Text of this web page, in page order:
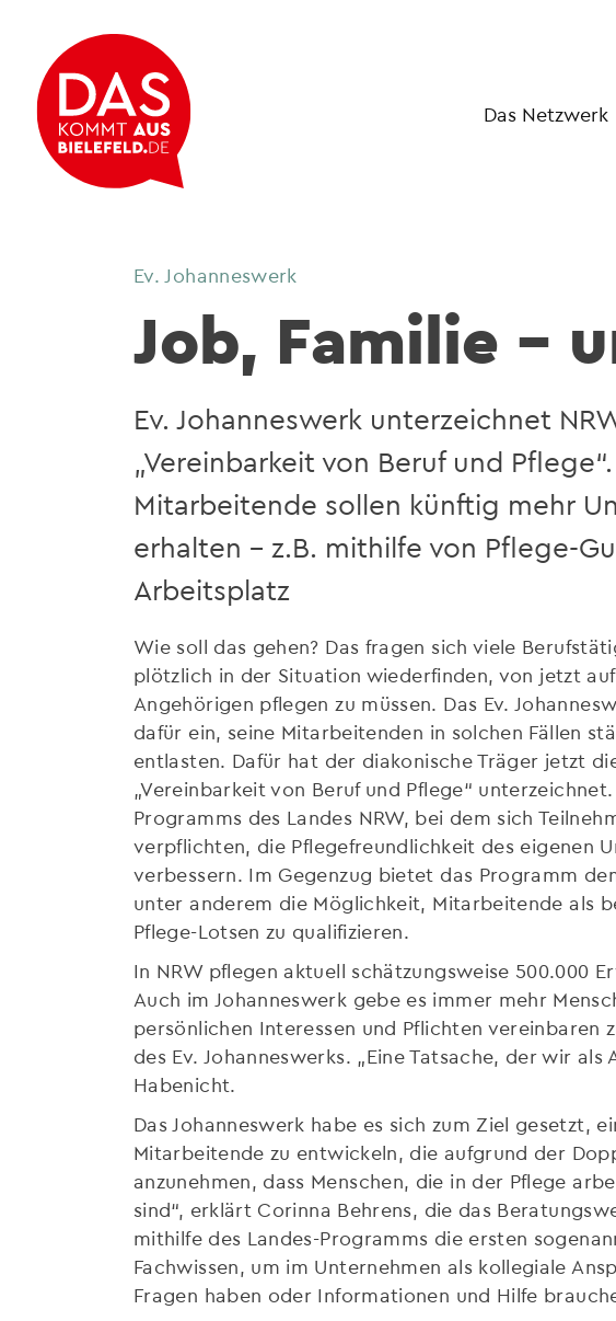
Das Netzwerk
Ev. Johanneswerk
Job, Familie –
Ev. Johanneswerk unterzeichnet
„Vereinbarkeit von Beruf und Pflege“.
Mitarbeitende sollen künftig mehr
erhalten – z.B. mithilfe von Pflege-
Arbeitsplatz
Wie soll das gehen? Das fragen sich viele
plötzlich in der Situation wiederfinden, von jetzt
Angehörigen pflegen zu müssen. Das Ev.
dafür ein, seine Mitarbeitenden in solchen Fällen
entlasten. Dafür hat der diakonische Träger jetzt
„Vereinbarkeit von Beruf und Pflege“
Programms des Landes NRW, bei dem sich
verpflichten, die Pflegefreundlichkeit des eigenen
verbessern. Im Gegenzug bietet das Programm
unter anderem die Möglichkeit, Mitarbeitende als
Pflege-Lotsen zu qualifizieren.
In NRW pflegen aktuell schätzungsweise 500.000
Auch im Johanneswerk gebe es immer mehr
persönlichen Interessen und Pflichten vereinbaren
des Ev. Johanneswerks. „Eine Tatsache, der wir
Habenicht.
Das Johanneswerk habe es sich zum Ziel gesetzt,
Mitarbeitende zu entwickeln, die aufgrund der
anzunehmen, dass Menschen, die in der Pflege
sind“, erklärt Corinna Behrens, die das
mithilfe des Landes-Programms die ersten
Fachwissen, um im Unternehmen als kollegiale
Fragen haben oder Informationen und Hilfe